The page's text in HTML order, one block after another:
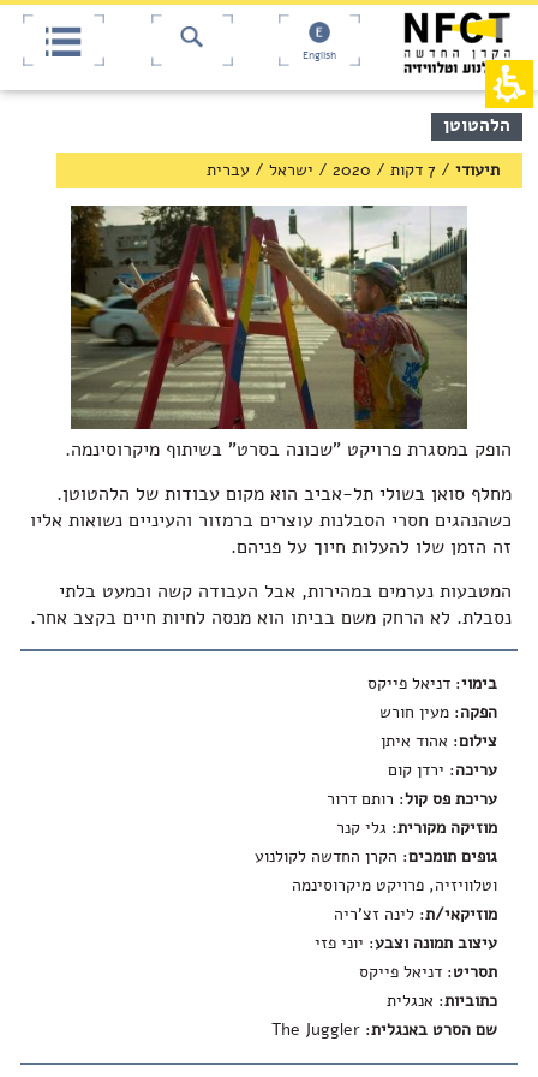
תחילתו
אינטרנט,
לחץ
אנטר
כדי
לאזור
ראש
באפשרותך
ללחוץ
אנטר
כדי
לדלג
English
תוכן
מרכזי,
באפשרותך
ללחוץ
הלהטוטן
תיעודי / 7 דקות /
2020
/ ישראל / עברית
הופק במסגרת פרויקט "שכונה בסרט" בשיתוף מיקרוסינמה.
מחלף סואן בשולי תל-אביב הוא מקום עבודות של הלהטוטן.
כשהנהגים חסרי הסבלנות עוצרים ברמזור והעיניים נשואות אליו
זה הזמן שלו להעלות חיוך על פניהם.
המטבעות נערמים במהירות, אבל העבודה קשה וכמעט בלתי
נסבלת. לא הרחק משם בביתו הוא מנסה לחיות חיים בקצב אחר.
בימוי: דניאל פייקס
הפקה: מעין חורש
צילום: אהוד איתן
עריכה: ירדן קום
עריכת פס קול: רותם דרור
מוזיקה מקורית: גלי קנר
גופים תומכים: הקרן החדשה לקולנוע
וטלוויזיה, פרויקט מיקרוסינמה
מוזיקאי/ת: לינה זצ'ריה
עיצוב תמונה וצבע: יוני פזי
תסריט: דניאל פייקס
כתוביות: אנגלית
שם הסרט באנגלית:
The Juggler